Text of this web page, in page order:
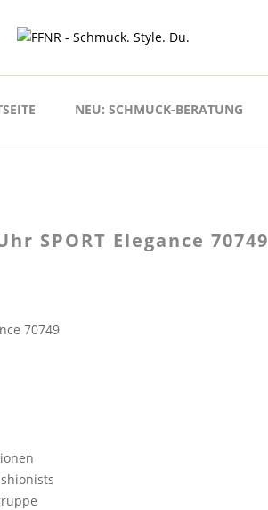
NEU: SCHMUCK-BERATUNG
SPORT Elegance 70749
70749